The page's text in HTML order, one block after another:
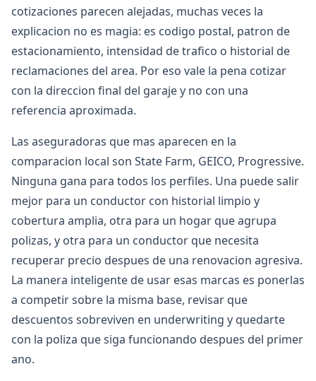
cotizaciones parecen alejadas, muchas veces la
explicacion no es magia: es codigo postal, patron de
estacionamiento, intensidad de trafico o historial de
reclamaciones del area. Por eso vale la pena cotizar
con la direccion final del garaje y no con una
referencia aproximada.
Las aseguradoras que mas aparecen en la
comparacion local son State Farm, GEICO, Progressive.
Ninguna gana para todos los perfiles. Una puede salir
mejor para un conductor con historial limpio y
cobertura amplia, otra para un hogar que agrupa
polizas, y otra para un conductor que necesita
recuperar precio despues de una renovacion agresiva.
La manera inteligente de usar esas marcas es ponerlas
a competir sobre la misma base, revisar que
descuentos sobreviven en underwriting y quedarte
con la poliza que siga funcionando despues del primer
ano.